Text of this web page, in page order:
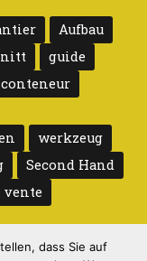
Aufbau
guide
werkzeug
Second Hand
vente
dass Sie auf